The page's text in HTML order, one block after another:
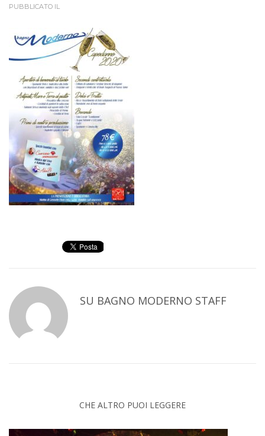
PUBBLICATO IL
SU BAGNO MODERNO STAFF
CHE ALTRO PUOI LEGGERE